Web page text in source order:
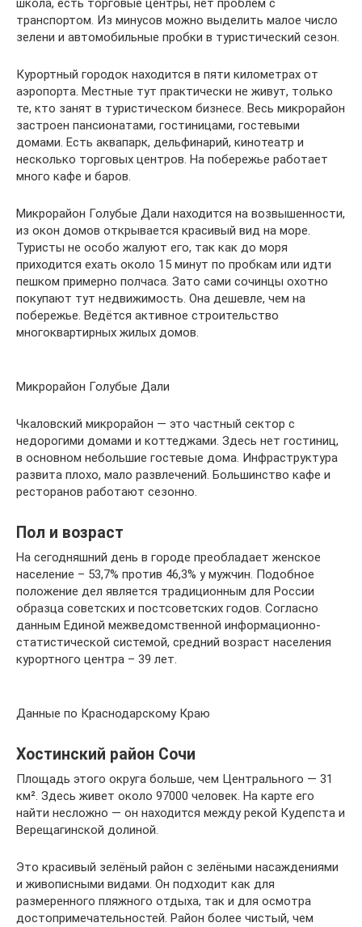
школа, есть торговые центры, нет проблем с
транспортом. Из минусов можно выделить малое число
зелени и автомобильные пробки в туристический сезон.
Курортный городок находится в пяти километрах от
аэропорта. Местные тут практически не живут, только
те, кто занят в туристическом бизнесе. Весь микрорайон
застроен пансионатами, гостиницами, гостевыми
домами. Есть аквапарк, дельфинарий, кинотеатр и
несколько торговых центров. На побережье работает
много кафе и баров.
Микрорайон Голубые Дали находится на возвышенности,
из окон домов открывается красивый вид на море.
Туристы не особо жалуют его, так как до моря
приходится ехать около 15 минут по пробкам или идти
пешком примерно полчаса. Зато сами сочинцы охотно
покупают тут недвижимость. Она дешевле, чем на
побережье. Ведётся активное строительство
многоквартирных жилых домов.
Микрорайон Голубые Дали
Чкаловский микрорайон — это частный сектор с
недорогими домами и коттеджами. Здесь нет гостиниц,
в основном небольшие гостевые дома. Инфраструктура
развита плохо, мало развлечений. Большинство кафе и
ресторанов работают сезонно.
Пол и возраст
На сегодняшний день в городе преобладает женское
население – 53,7% против 46,3% у мужчин. Подобное
положение дел является традиционным для России
образца советских и постсоветских годов. Согласно
данным Единой межведомственной информационно-
статистической системой, средний возраст населения
курортного центра – 39 лет.
Данные по Краснодарскому Краю
Хостинский район Сочи
Площадь этого округа больше, чем Центрального — 31
км². Здесь живет около 97000 человек. На карте его
найти несложно — он находится между рекой Кудепста и
Верещагинской долиной.
Это красивый зелёный район с зелёными насаждениями
и живописными видами. Он подходит как для
размеренного пляжного отдыха, так и для осмотра
достопримечательностей. Район более чистый, чем